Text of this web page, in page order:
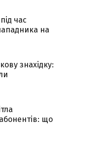
час
на
знахідку:
що